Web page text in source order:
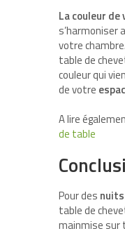
La couleur
s’harmoniser
votre
table de
couleur qui
de votre
A lire
de table
Pour des
table de
mainmise sur